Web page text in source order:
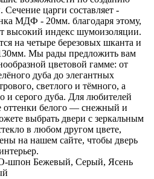
царги составляет -
МДФ - 20мм. благодаря этому,
высокий индекс шумоизоляции.
на четыре березовых шканта и
Мы рады предложить вам
цветовой гамме: от
дуба до элегантных
светлого и тёмного, а
и серого дуба. Для любителей
оттенки белого — снежный и
выбрать двери с зеркальным
в любом другом цвете,
на нашем сайте, чтобы дверь
шпон Бежевый, Серый, Ясень